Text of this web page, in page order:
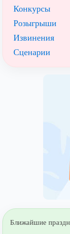
Конкурсы
Розыгрыши
Извинения
Сценарии
Ближайшие